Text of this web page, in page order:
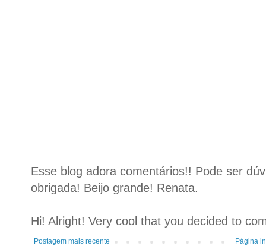
Esse blog adora comentários!! Pode ser
obrigada! Beijo grande! Renata.
Hi! Alright! Very cool that you decided to
Postagem mais recente Página